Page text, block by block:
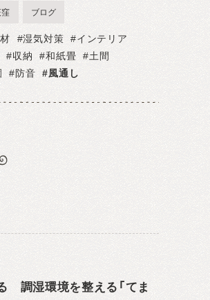
ブログ
湿気対策
インテリア
収納 和紙畳
土間
防音 風通し
調湿環境を整える「てま